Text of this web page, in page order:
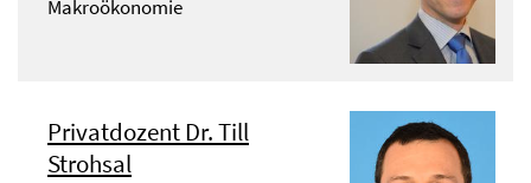
Makroökonomie
Privatdozent Dr. Till
Strohsal